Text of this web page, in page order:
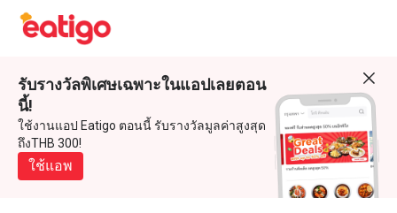
รับรางวัลพิเศษเฉพาะในแอปเลยตอน
นี้!
ใช้งานแอป Eatigo ตอนนี้ รับรางวัลมูลค่าสูงสุด
ถึงTHB 300!
ใช้แอพ